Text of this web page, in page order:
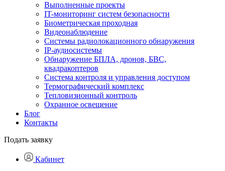
Выполненные проекты
IT-мониторинг систем безопасности
Биометрическая проходная
Видеонаблюдение
Системы радиолокационного обнаружения
IP-аудиосистемы
Обнаружение БПЛА, дронов, БВС,
квадракоптеров
Система контроля и управления доступом
Термографический комплекс
Тепловизионный контроль
Охранное освещение
Блог
Контакты
Подать заявку
Кабинет